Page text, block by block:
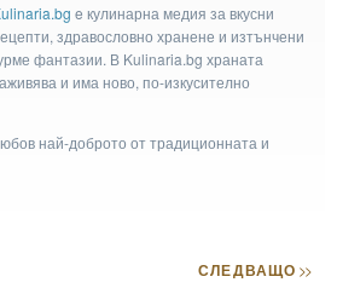
e кулинарна медия за вкусни
здравословно хранене и изтънчени
фантазии. В Kulinaria.bg храната
и има ново, по-изкусително
най-доброто от традиционната и
СЛЕДВАЩО>>